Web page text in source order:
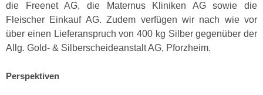
die Freenet AG, die Maternus Kliniken AG sowie die
Fleischer Einkauf AG. Zudem verfügen wir nach wie vor
über einen Lieferanspruch von 400 kg Silber gegenüber der
Allg. Gold- & Silberscheideanstalt AG, Pforzheim.
Perspektiven